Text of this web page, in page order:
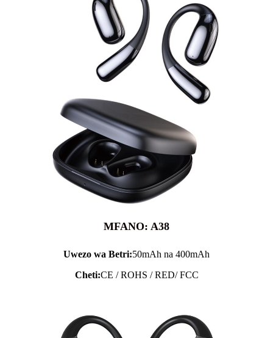
MFANO: A38
Uwezo wa Betri:50mAh na 400mAh
Cheti:CE / ROHS / RED/ FCC